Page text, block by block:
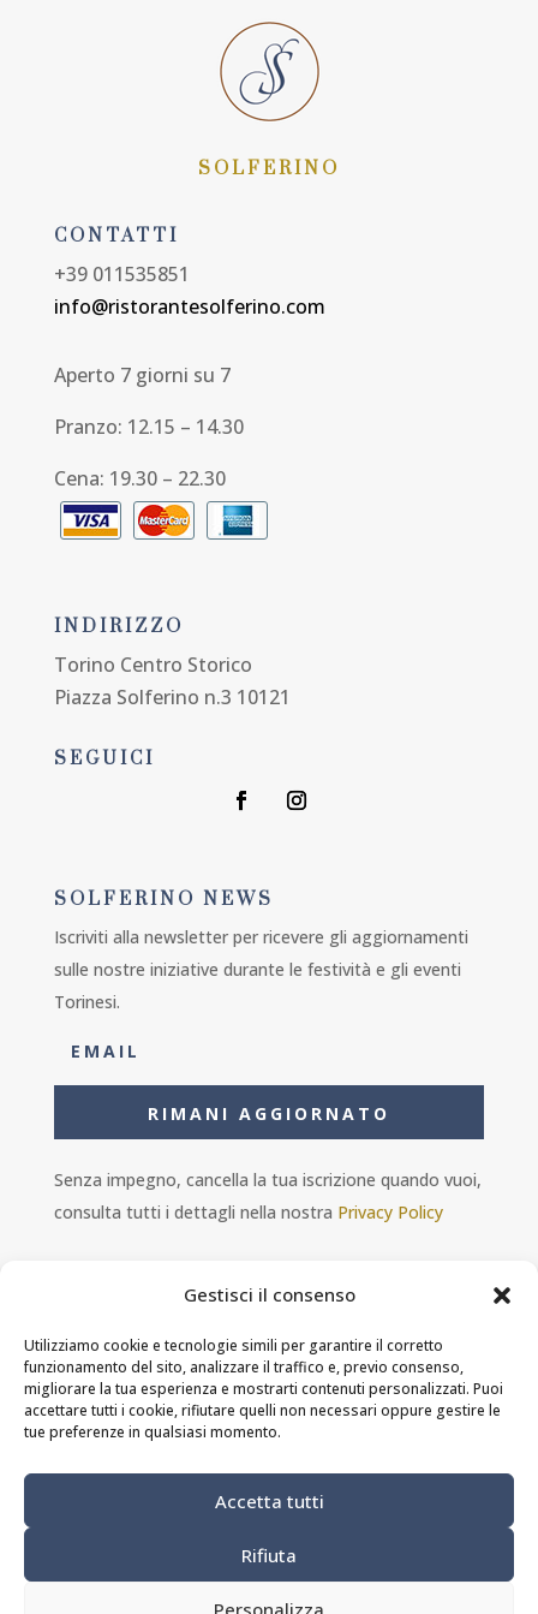
Gestisci il consenso
Utilizziamo cookie e tecnologie simili per garantire il corretto
funzionamento del sito, analizzare il traffico e, previo consenso,
migliorare la tua esperienza e mostrarti contenuti personalizzati. Puoi
accettare tutti i cookie, rifiutare quelli non necessari oppure gestire le
tue preferenze in qualsiasi momento.
Accetta tutti
Rifiuta
Personalizza
SOLFERINO
CONTATTI
+39 011535851
info@ristorantesolferino.com
Aperto 7 giorni su 7
Pranzo: 12.15 – 14.30
Cena: 19.30 – 22.30
INDIRIZZO
Torino Centro Storico
Piazza Solferino n.3 10121
SEGUICI
SOLFERINO NEWS
Iscriviti alla newsletter per ricevere gli aggiornamenti
sulle nostre iniziative durante le festività e gli eventi
Torinesi.
RIMANI AGGIORNATO
Senza impegno, cancella la tua iscrizione quando vuoi,
consulta tutti i dettagli nella nostra Privacy Policy
Ambra s.r.l. - P.IVA 11601460014 - PEC
ristorantesolferino@legalmail.it
Privacy Policy-Cookie Policy-Termini e
condizioni
Modifica preferenze dei cookie